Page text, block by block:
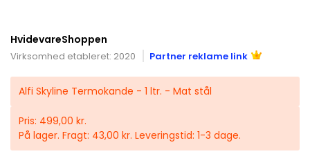
HvidevareShoppen
Virksomhed etableret: 2020 Partner reklame link
Alfi Skyline Termokande - 1 ltr. - Mat stål
Pris: 499,00 kr.
På lager. Fragt: 43,00 kr. Leveringstid: 1-3 dage.